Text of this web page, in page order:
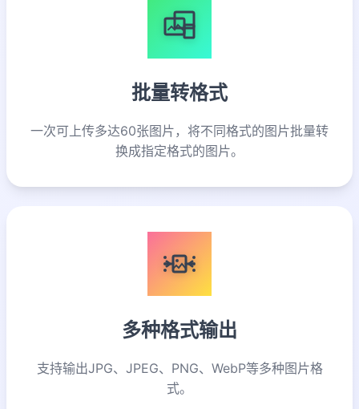
批量转格式
一次可上传多达60张图片，将不同格式的图片批量转
换成指定格式的图片。
多种格式输出
支持输出JPG、JPEG、PNG、WebP等多种图片格
式。